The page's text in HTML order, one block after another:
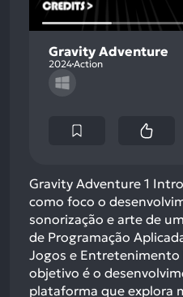
Gravity Adventure
2024Action
Gravity Adventure 1
como foco o
sonorização e arte de
de Programação
Jogos e Entretenimento
objetivo é o
plataforma que explora